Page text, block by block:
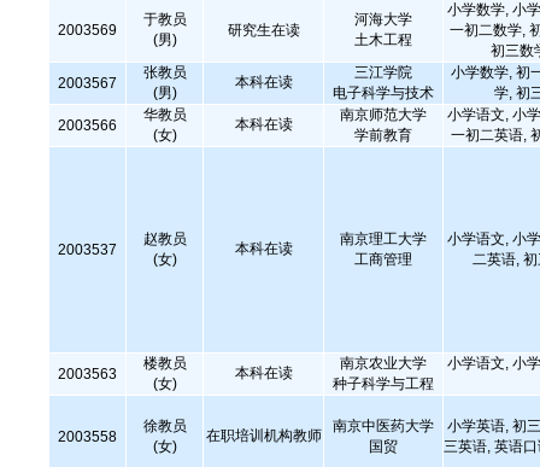
2003569
于教员
(男)
研究生在读
河海大学
土木工程
小学数学, 小
一初二数学,
初三数
2003567
张教员
(男)
本科在读
三江学院
电子科学与技术
小学数学, 初
学, 初
2003566
华教员
(女)
本科在读
南京师范大学
学前教育
小学语文, 小
一初二英语,
2003537
赵教员
(女)
本科在读
南京理工大学
工商管理
小学语文, 小
二英语,
2003563
楼教员
(女)
本科在读
南京农业大学
种子科学与工程
小学语文, 小
2003558
徐教员
(女)
在职培训机构教师
南京中医药大学
国贸
小学英语, 初
三英语, 英语